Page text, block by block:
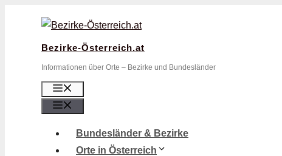
Bezirke-Österreich.at
Informationen über Orte – Bezirke und Bundesländer
Bundesländer & Bezirke
Orte in Österreich